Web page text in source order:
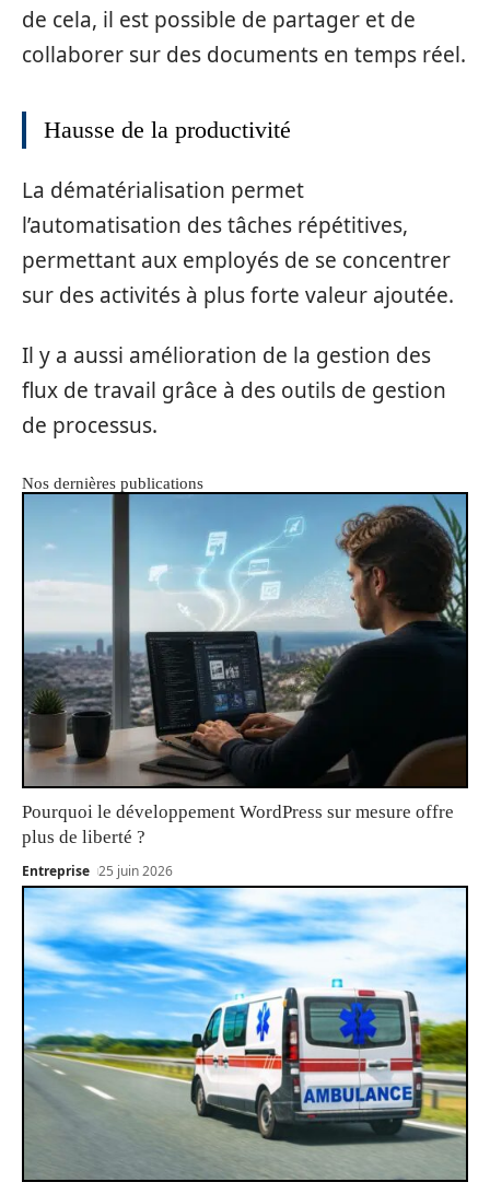
de cela, il est possible de partager et de
collaborer sur des documents en temps réel.
Hausse de la productivité
La dématérialisation permet
l’automatisation des tâches répétitives,
permettant aux employés de se concentrer
sur des activités à plus forte valeur ajoutée.
Il y a aussi amélioration de la gestion des
flux de travail grâce à des outils de gestion
de processus.
Nos dernières publications
Pourquoi le développement WordPress sur mesure offre
plus de liberté ?
Entreprise 25 juin 2026